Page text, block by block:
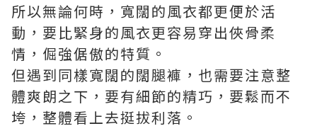
所以無論何時，寬闊的風衣都更便於活
動，要比緊身的風衣更容易穿出俠骨柔
情，倔強倨傲的特質。
但遇到同樣寬闊的闊腿褲，也需要注意整
體爽朗之下，要有細節的精巧，要鬆而不
垮，整體看上去挺拔利落。